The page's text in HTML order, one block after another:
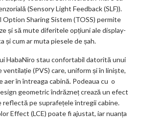
(Sensory Light Feedback (SLF)).
Option Sharing Sistem (TOSS) permite
și să mute diferitele opțiuni ale display-
și cum ar muta piesele de șah.
HabaNiro stau confortabil datorită unui
(PVS) care, uniform și în liniște,
aer în întreaga cabină. Podeaua cu o
geometric îndrăzneț crează un efect
reflectă pe suprafețele întregii cabine.
Effect (LCE) poate fi ajustat, iar nuanța